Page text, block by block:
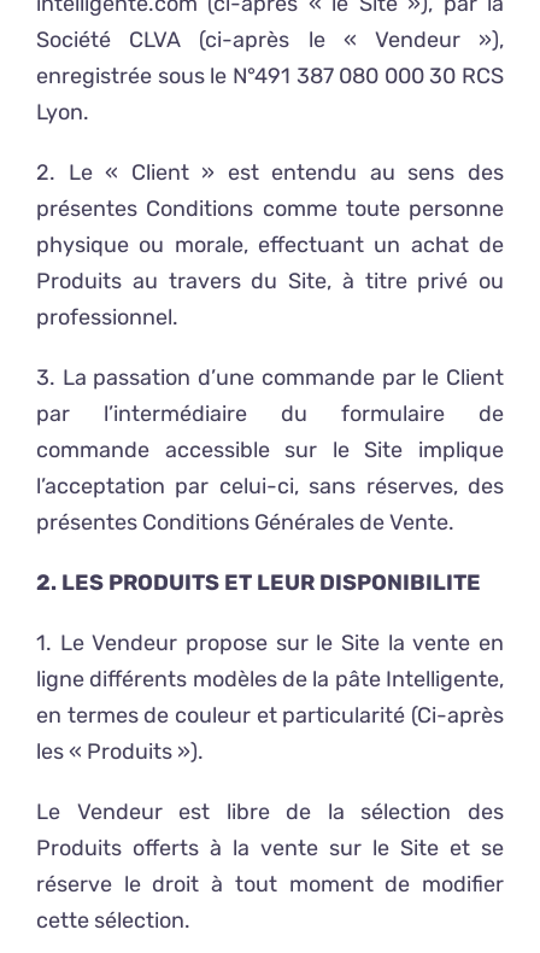
Société CLVA (ci-après le « Vendeur »),
enregistrée sous le N°491 387 080 000 30 RCS
Lyon.
2. Le « Client » est entendu au sens des
présentes Conditions comme toute personne
physique ou morale, effectuant un achat de
Produits au travers du Site, à titre privé ou
professionnel.
3. La passation d’une commande par le Client
par l’intermédiaire du formulaire de
commande accessible sur le Site implique
l’acceptation par celui-ci, sans réserves, des
présentes Conditions Générales de Vente.
2. LES PRODUITS ET LEUR DISPONIBILITE
1. Le Vendeur propose sur le Site la vente en
ligne différents modèles de la pâte Intelligente,
en termes de couleur et particularité (Ci-après
les « Produits »).
Le Vendeur est libre de la sélection des
Produits offerts à la vente sur le Site et se
réserve le droit à tout moment de modifier
cette sélection.